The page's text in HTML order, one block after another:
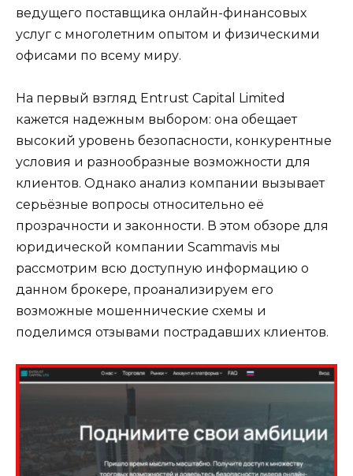
ведущего поставщика онлайн-финансовых
услуг с многолетним опытом и физическими
офисами по всему миру.
На первый взгляд Entrust Capital Limited
кажется надежным выбором: она обещает
высокий уровень безопасности, конкурентные
условия и разнообразные возможности для
клиентов. Однако анализ компании вызывает
серьёзные вопросы относительно её
прозрачности и законности. В этом обзоре для
юридической компании Scammavis мы
рассмотрим всю доступную информацию о
данном брокере, проанализируем его
возможные мошеннические схемы и
поделимся отзывами пострадавших клиентов.